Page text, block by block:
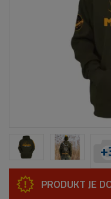
+
PRODUKT JE